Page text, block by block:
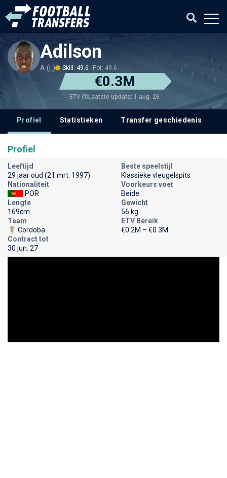
Adilson
A (L) Skill: 49.6 Pot: 49.6
€0.3M
ETV Laatste update: 1 aug. 26
Profiel Statistieken Transfer geschiedenis
Profiel
Leeftijd
29 jaar oud (21 mrt. 1997)
Beste speelstijl
Klassieke vleugelspits
Nationaliteit
POR
Voorkeurs voet
Beide
Lengte
169cm
Gewicht
56 kg
Team
Cordoba
ETV Bereik
€0.2M – €0.3M
Contract tot
30 jun. 27